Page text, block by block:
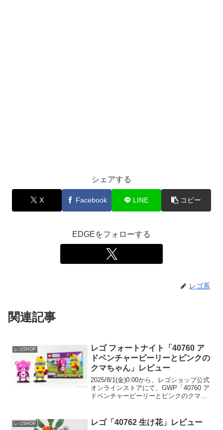
シェアする
X Facebook LINE コピー
EDGEをフォローする
レゴ系
関連記事
レゴSHOP
レゴ フォートナイト「40760 ア
ドベンチャーピーリーとピンクの
クマちゃん」レビュー
2025/8/1(金)0:00から、レゴショップ公式
オンラインストアにて、GWP「40760 ア
ドベンチャーピーリーとピンクのクマち
定。 在庫が...
レゴSHOP レゴ「40762 生け花」レビュー